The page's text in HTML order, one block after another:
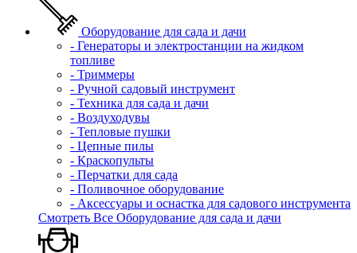
Оборудование для сада и дачи
- Генераторы и электростанции на жидком
топливе
- Триммеры
- Ручной садовый инструмент
- Техника для сада и дачи
- Воздуходувы
- Тепловые пушки
- Цепные пилы
- Краскопульты
- Перчатки для сада
- Поливочное оборудование
- Аксессуары и оснастка для садового инструмента
Смотреть Все Оборудование для сада и дачи